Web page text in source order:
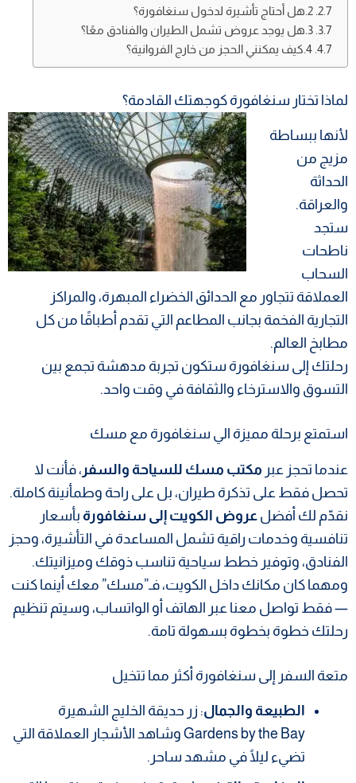
2.هل أحتاج تأشيرة لدخول سنغافورة؟
3.هل يوجد عروض تشمل الطيران والفنادق معًا؟
4.كيف يمكنني الحجز من خارج الفروانية؟
لماذا تختار سنغافورة كوجهتك القادمة؟
لأنها ببساطة
مزيج من
الحداثة
والعراقة.
ستجد
ناطحات
السحاب
العملاقة تتجاور مع الحدائق الخضراء المبهرة، والمراكز
التجارية الفخمة بجانب المطاعم التي تقدم أطباقًا من كل
مطابخ العالم.
رحلتك إلى سنغافورة ستكون تجربة مدهشة تجمع بين
التسوق والاسترخاء والثقافة في وقت واحد.
استمتع برحلة مميزة الي سنغافورة مع مسك
عندما تحجز عبر مكتب مسك للسياحة والسفر ، فأنت لا
تحصل فقط على تذكرة طيران، بل على راحة وطمأنينة كاملة.
نقدّم لك أفضل عروض الكويت إلى سنغافورة بأسعار
تنافسية وخدمات راقية تشمل المساعدة في التأشيرة، وحجز
الفنادق، وتوفير خطط سياحية تناسب ذوقك وميزانيتك.
ومهما كان مكانك داخل الكويت، فـ”مسك” معك أينما كنت
— فقط تواصل معنا عبر الهاتف أو الواتساب، وسيتم تنظيم
رحلتك خطوة بخطوة بسهولة تامة.
متعة السفر إلى سنغافورة أكثر مما تتخيل
الطبيعة والجمال: زر حديقة الخليج الشهيرة
Gardens by the Bay وشاهد الأشجار العملاقة التي
تضيء ليلًا في مشهد ساحر.